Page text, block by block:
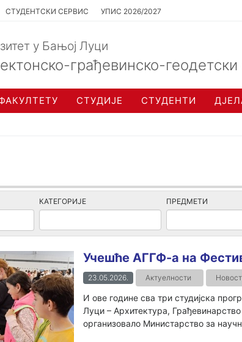
СТУДЕНТСКИ СЕРВИС УПИС 2026/2027
у Бањој Луци
грађевинско-геодетски
СТУДИЈЕ СТУДЕНТИ
КАТЕГОРИЈЕ ПРЕДМЕТИ
Учешће АГГФ-а на
23.05.2026. Актуелности
И ове године сва три студијска
Луци – Архитектура, Грађевинарство
организовало Министарство за